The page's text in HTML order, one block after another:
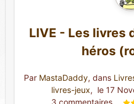
LIVE - Les livres
héros
Par MastaDaddy, dans
livres-jeux, le 17